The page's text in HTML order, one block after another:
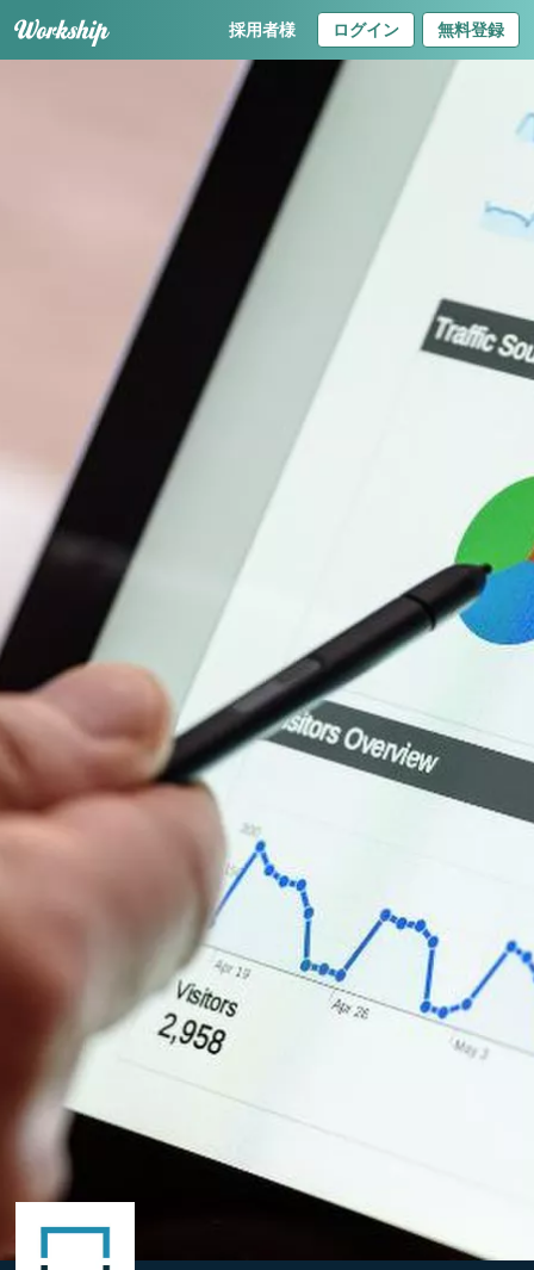
採用者様 ログイン 無料登録